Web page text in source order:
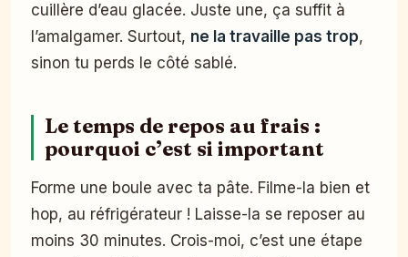
cuillère d’eau glacée. Juste une, ça suffit à
l’amalgamer. Surtout, ne la travaille pas trop,
sinon tu perds le côté sablé.
Le temps de repos au frais :
pourquoi c’est si important
Forme une boule avec ta pâte. Filme-la bien et
hop, au réfrigérateur ! Laisse-la se reposer au
moins 30 minutes. Crois-moi, c’est une étape